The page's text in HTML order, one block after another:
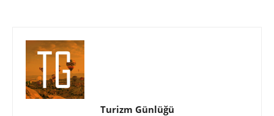
Turizm Günlüğü